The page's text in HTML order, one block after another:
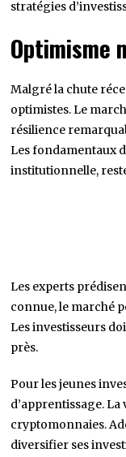
stratégies
Optimisme
Malgré la chute
optimistes. Le
résilience
Les fondamentaux
institutionnelle,
Les experts
connue, le marché
Les investisseurs
près.
Pour les jeunes
d’apprentissage.
cryptomonnaies.
diversifier ses